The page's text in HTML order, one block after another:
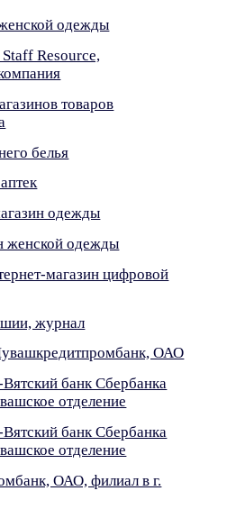
одежды
Resource,
товаров
белья
одежды
женской одежды
магазин цифровой
журнал
ОАО
банк Сбербанка
отделение
банк Сбербанка
отделение
ОАО, филиал в г.